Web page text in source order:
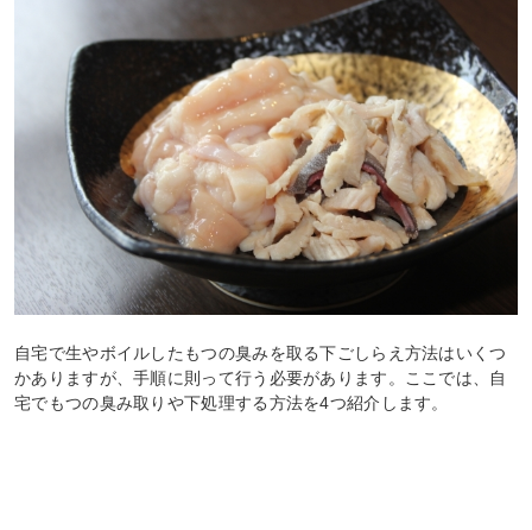
自宅で生やボイルしたもつの臭みを取る下ごしらえ方法はいくつ
かありますが、手順に則って行う必要があります。ここでは、自
宅でもつの臭み取りや下処理する方法を4つ紹介します。